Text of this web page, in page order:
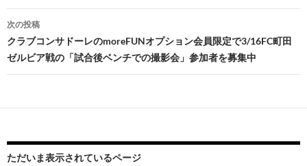
ビ
ゲ
ー
ン
次の投稿
クラブコンサドーレのmoreFUNオプション会員限定で3/16FC町田
ゼルビア戦の「試合後ベンチでの撮影会」参加者を募集中
ただいま表示されているページ